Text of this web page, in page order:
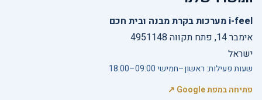
i-feel מערכות בקרת מבנה ובית חכם
אימבר 14, פתח תקווה 4951148
ישראל
שעות פעילות: ראשון–חמישי 09:00–18:00
פתיחה במפת Google ↗